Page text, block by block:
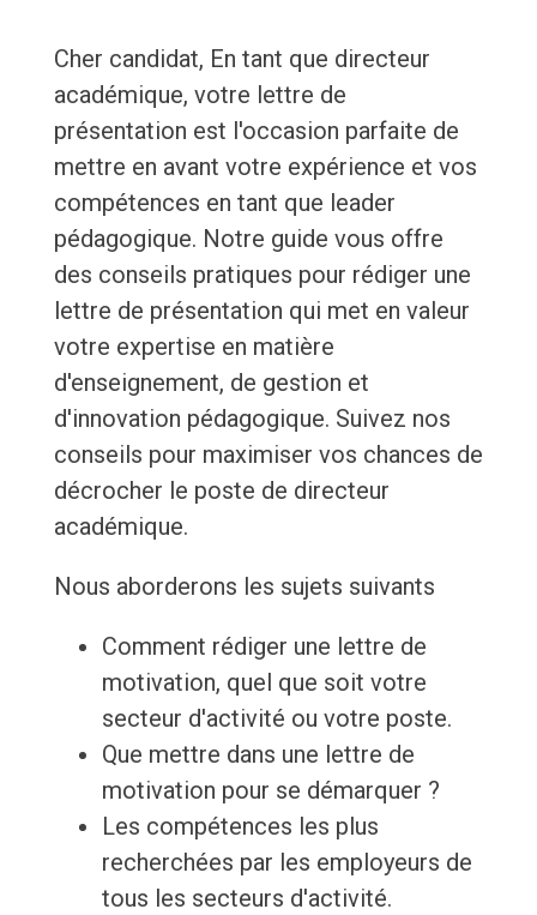
Cher candidat, En tant que directeur
académique, votre lettre de
présentation est l'occasion parfaite de
mettre en avant votre expérience et vos
compétences en tant que leader
pédagogique. Notre guide vous offre
des conseils pratiques pour rédiger une
lettre de présentation qui met en valeur
votre expertise en matière
d'enseignement, de gestion et
d'innovation pédagogique. Suivez nos
conseils pour maximiser vos chances de
décrocher le poste de directeur
académique.
Nous aborderons les sujets suivants
Comment rédiger une lettre de
motivation, quel que soit votre
secteur d'activité ou votre poste.
Que mettre dans une lettre de
motivation pour se démarquer ?
Les compétences les plus
recherchées par les employeurs de
tous les secteurs d'activité.